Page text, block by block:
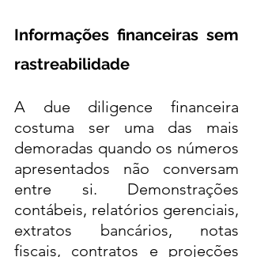
Informações financeiras sem
rastreabilidade
A due diligence financeira
costuma ser uma das mais
demoradas quando os números
apresentados não conversam
entre si. Demonstrações
contábeis, relatórios gerenciais,
extratos bancários, notas
fiscais, contratos e projeções